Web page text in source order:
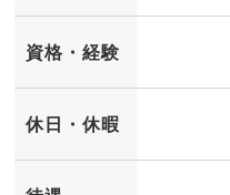
資格・経験
休日・休暇